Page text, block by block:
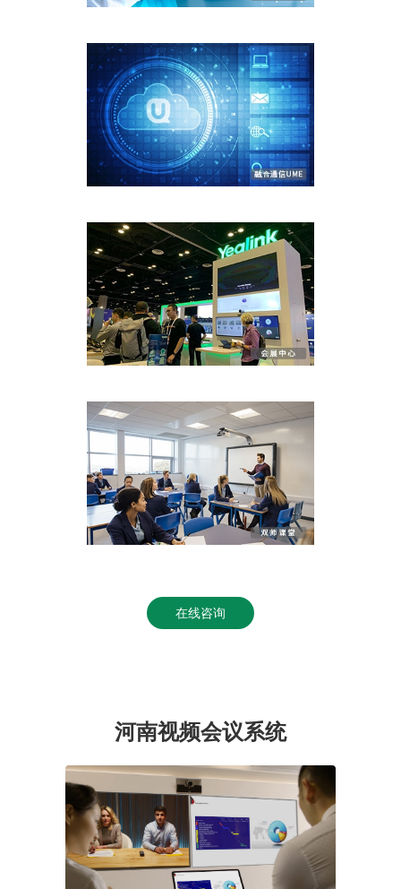
在线咨询
河南视频会议系统